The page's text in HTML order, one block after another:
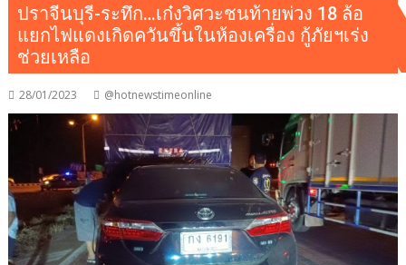
ปราจีนบุรี-ระทึก…เก๋งวิศวะชนท้ายพ่วง 18 ล้อ
แยกไฟแดงเกิดควันขึ้นในห้องเครื่อง กู้ภัยฯเร่ง
ช่วยเหลือ
28/01/2023 @hotnewstimeonline